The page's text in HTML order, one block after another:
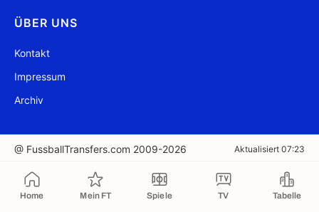
Home Mein FT Spiele TV Tabelle
ÜBER UNS
Kontakt
Impressum
Archiv
@ FussballTransfers.com 2009-2026 Aktualisiert 07:23
In die Zwischenablage kopiert